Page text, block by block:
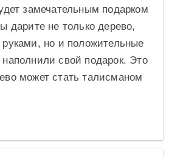
замечательным подарком
дарите не только дерево,
но и положительные
свой подарок. Это
может стать талисманом